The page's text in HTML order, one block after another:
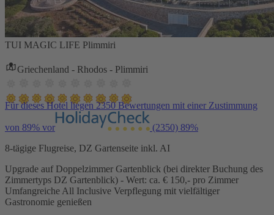
TUI MAGIC LIFE Plimmiri
Griechenland - Rhodos - Plimmiri
Für dieses Hotel liegen 2350 Bewertungen mit einer Zustimmung
von 89% vor (2350) 89%
8-tägige Flugreise, DZ Gartenseite inkl. AI
Upgrade auf Doppelzimmer Gartenblick (bei direkter Buchung des
Zimmertyps DZ Gartenblick) - Wert: ca. € 150,- pro Zimmer
Umfangreiche All Inclusive Verpflegung mit vielfältiger
Gastronomie genießen